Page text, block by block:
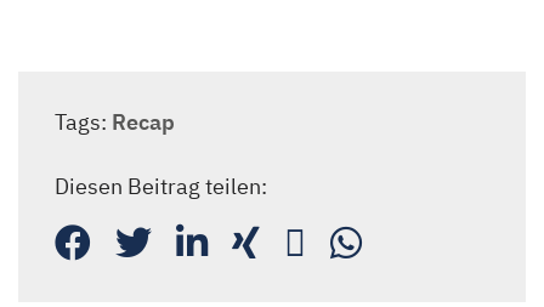
Tags: Recap
Diesen Beitrag teilen: